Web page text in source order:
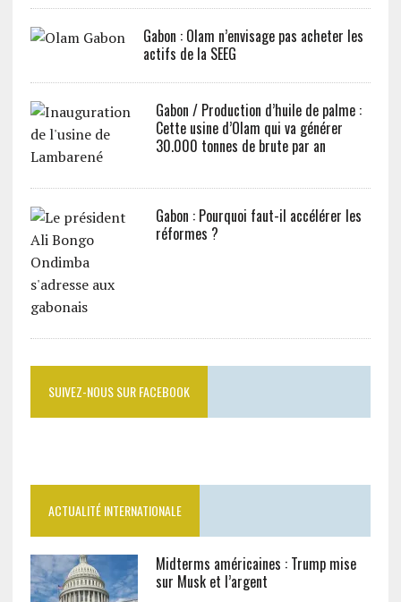
Gabon : Olam n’envisage pas acheter les
actifs de la SEEG
Gabon / Production d’huile de palme :
Cette usine d’Olam qui va générer
30.000 tonnes de brute par an
Gabon : Pourquoi faut-il accélérer les
réformes ?
SUIVEZ-NOUS SUR FACEBOOK
ACTUALITÉ INTERNATIONALE
Midterms américaines : Trump mise
sur Musk et l’argent